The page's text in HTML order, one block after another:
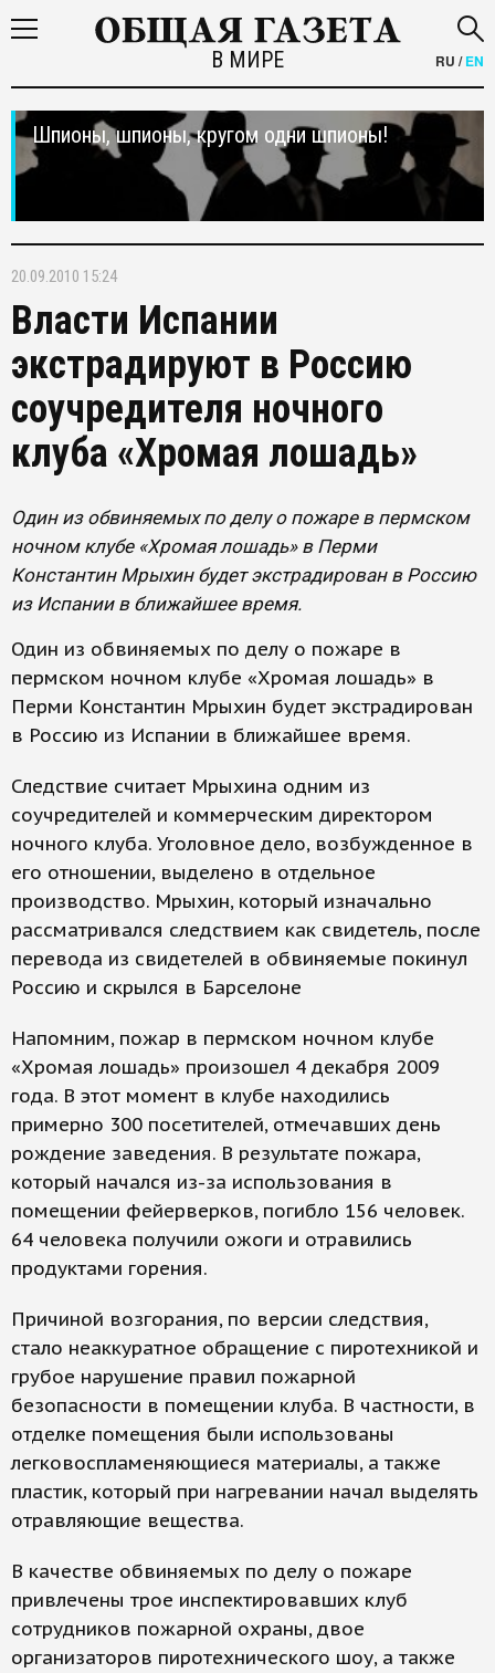
В МИРЕ RU /EN
Шпионы, шпионы, кругом одни шпионы!
20.09.2010 15:24
Власти Испании
экстрадируют в Россию
соучредителя ночного
клуба «Хромая лошадь»
Один из обвиняемых по делу о пожаре в пермском
ночном клубе «Хромая лошадь» в Перми
Константин Мрыхин будет экстрадирован в Россию
из Испании в ближайшее время.
Один из обвиняемых по делу о пожаре в
пермском ночном клубе «Хромая лошадь» в
Перми Константин Мрыхин будет экстрадирован
в Россию из Испании в ближайшее время.
Следствие считает Мрыхина одним из
соучредителей и коммерческим директором
ночного клуба. Уголовное дело, возбужденное в
его отношении, выделено в отдельное
производство. Мрыхин, который изначально
рассматривался следствием как свидетель, после
перевода из свидетелей в обвиняемые покинул
Россию и скрылся в Барселоне
Напомним, пожар в пермском ночном клубе
«Хромая лошадь» произошел 4 декабря 2009
года. В этот момент в клубе находились
примерно 300 посетителей, отмечавших день
рождение заведения. В результате пожара,
который начался из-за использования в
помещении фейерверков, погибло 156 человек.
64 человека получили ожоги и отравились
продуктами горения.
Причиной возгорания, по версии следствия,
стало неаккуратное обращение с пиротехникой и
грубое нарушение правил пожарной
безопасности в помещении клуба. В частности, в
отделке помещения были использованы
легковоспламеняющиеся материалы, а также
пластик, который при нагревании начал выделять
отравляющие вещества.
В качестве обвиняемых по делу о пожаре
привлечены трое инспектировавших клуб
сотрудников пожарной охраны, двое
организаторов пиротехнического шоу, а также